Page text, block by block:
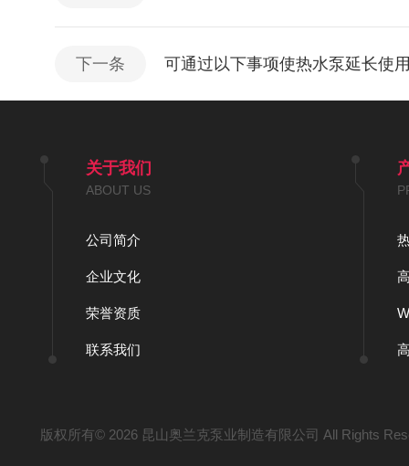
下一条 可通过以下事项使热水泵延长使
关于我们
ABOUT US
公司简介
企业文化
荣誉资质
联系我们
版权所有© 2026 昆山奥兰克泵业制造有限公司 All Rights